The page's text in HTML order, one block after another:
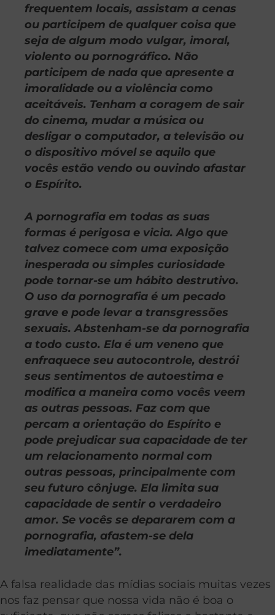
frequentem locais, assistam a cenas
ou participem de qualquer coisa que
seja de algum modo vulgar, imoral,
violento ou pornográfico. Não
participem de nada que apresente a
imoralidade ou a violência como
aceitáveis. Tenham a coragem de sair
do cinema, mudar a música ou
desligar o computador, a televisão ou
o dispositivo móvel se aquilo que
vocês estão vendo ou ouvindo afastar
o Espírito.
A pornografia em todas as suas
formas é perigosa e vicia. Algo que
talvez comece com uma exposição
inesperada ou simples curiosidade
pode tornar-se um hábito destrutivo.
O uso da pornografia é um pecado
grave e pode levar a transgressões
sexuais. Abstenham-se da pornografia
a todo custo. Ela é um veneno que
enfraquece seu autocontrole, destrói
seus sentimentos de autoestima e
modifica a maneira como vocês veem
as outras pessoas. Faz com que
percam a orientação do Espírito e
pode prejudicar sua capacidade de ter
um relacionamento normal com
outras pessoas, principalmente com
seu futuro cônjuge. Ela limita sua
capacidade de sentir o verdadeiro
amor. Se vocês se depararem com a
pornografia, afastem-se dela
imediatamente”.
A falsa realidade das mídias sociais muitas vezes
nos faz pensar que nossa vida não é boa o